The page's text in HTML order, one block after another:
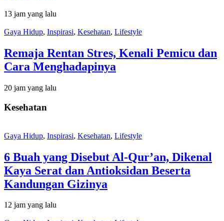
13 jam yang lalu
Gaya Hidup, Inspirasi, Kesehatan, Lifestyle
Remaja Rentan Stres, Kenali Pemicu dan
Cara Menghadapinya
20 jam yang lalu
Kesehatan
Gaya Hidup, Inspirasi, Kesehatan, Lifestyle
6 Buah yang Disebut Al-Qur’an, Dikenal
Kaya Serat dan Antioksidan Beserta
Kandungan Gizinya
12 jam yang lalu